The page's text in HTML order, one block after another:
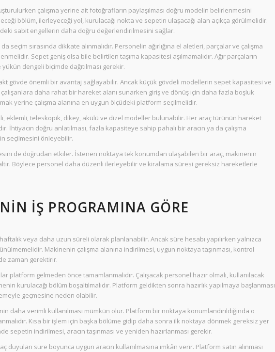
çalışma yerine ait fotoğrafların paylaşılması doğru modelin belirlenmesini
bölüm, ilerleyeceği yol, kurulacağı nokta ve sepetin ulaşacağı alan açıkça görülmelidir.
sabit engellerin daha doğru değerlendirilmesini sağlar.
seçim sırasında dikkate alınmalıdır. Personelin ağırlığına el aletleri, parçalar ve çalışma
Sepet geniş olsa bile belirtilen taşıma kapasitesi aşılmamalıdır. Ağır parçaların
dengeli biçimde dağıtılması gerekir.
gövde önemli bir avantaj sağlayabilir. Ancak küçük gövdeli modellerin sepet kapasitesi ve
çalışanlara daha rahat bir hareket alanı sunarken giriş ve dönüş için daha fazla boşluk
yerine çalışma alanına en uygun ölçüdeki platform seçilmelidir.
eklemli, teleskopik, dikey, akülü ve dizel modeller bulunabilir. Her araç türünün hareket
İhtiyacın doğru anlatılması, fazla kapasiteye sahip pahalı bir aracın ya da çalışma
seçilmesini önleyebilir.
de doğrudan etkiler. İstenen noktaya tek konumdan ulaşabilen bir araç, makinenin
Böylece personel daha düzenli ilerleyebilir ve kiralama süresi gereksiz hareketlerle
İŞ PROGRAMINA GÖRE
veya daha uzun süreli olarak planlanabilir. Ancak süre hesabı yapılırken yalnızca
Makinenin çalışma alanına indirilmesi, uygun noktaya taşınması, kontrol
zaman gerektirir.
platform gelmeden önce tamamlanmalıdır. Çalışacak personel hazır olmalı, kullanılacak
kurulacağı bölüm boşaltılmalıdır. Platform geldikten sonra hazırlık yapılmaya
geçmesine neden olabilir.
daha verimli kullanılması mümkün olur. Platform bir noktaya konumlandırıldığında o
Kısa bir işlem için başka bölüme gidip daha sonra ilk noktaya dönmek gereksiz yer
sepetin indirilmesi, aracın taşınması ve yeniden hazırlanması gerekir.
duyulan süre boyunca uygun aracın kullanılmasına imkân verir. Platform satın alınması